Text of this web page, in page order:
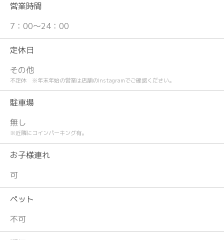
営業時間
7：00～24：00
定休日
その他
不定休 ※年末年始の営業は店舗のInstagramでご確認ください。
駐車場
無し
※近隣にコインパーキング有。
お子様連れ
可
ペット
不可